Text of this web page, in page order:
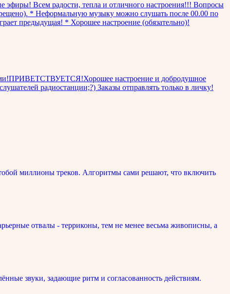
эфиры! Всем радости, тепла и отличного настроения!!! Вопросы
* Неформальную музыку можно слушать после 00.00 по
предыдущая! * Хорошее настроение (обязательно)!
настроение и добродушное
радиостанции;?) Заказы отправлять только в личку!
миллионы треков. Алгоритмы сами решают, что включить
отвалы - терриконы, тем не менее весьма живописны, а
звуки, задающие ритм и согласованность действиям.